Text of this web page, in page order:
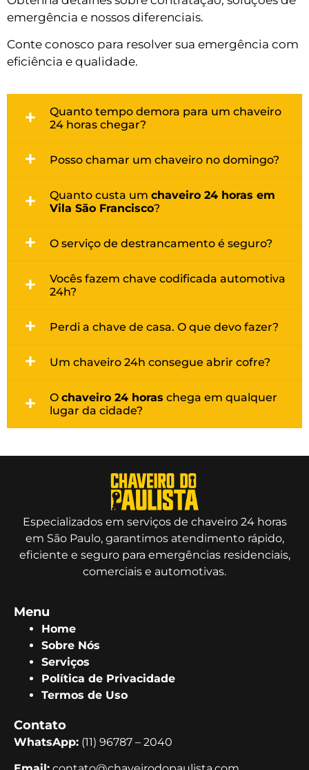
emergência e nossos diferenciais.
Conte conosco para resolver sua emergência com
eficiência e qualidade.
Quanto tempo demora para um chaveiro
24 horas chegar?
Posso chamar um chaveiro no domingo?
Quanto custa um chaveiro 24 horas em
Vila São Francisco?
O serviço de destrancamento é seguro?
Vocês fazem chave codificada automotiva
24h?
Perdi a chave de casa. O que devo fazer?
Um chaveiro 24h consegue abrir cofre?
O chaveiro 24 horas chega em qualquer
lugar da cidade?
Especializados em serviços de chaveiro 24 horas
em São Paulo, garantimos atendimento rápido,
eficiente e seguro para emergências residenciais,
comerciais e automotivas.
Menu
Home
Sobre Nós
Serviços
Política de Privacidade
Termos de Uso
Contato
WhatsApp: (11) 96787 – 2040